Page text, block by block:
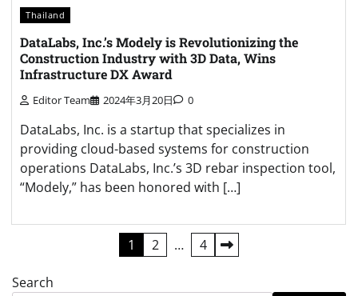
Thailand
DataLabs, Inc.’s Modely is Revolutionizing the
Construction Industry with 3D Data, Wins
Infrastructure DX Award
Editor Team 2024年3月20日 0
DataLabs, Inc. is a startup that specializes in
providing cloud-based systems for construction
operations DataLabs, Inc.’s 3D rebar inspection tool,
“Modely,” has been honored with […]
pagination
1 2 … 4
Search